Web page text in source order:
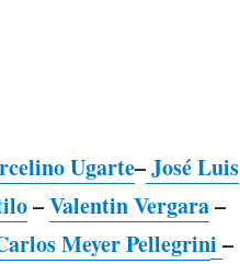
Ugarte–José Luis
–Valentin Vergara–
Meyer Pellegrini –